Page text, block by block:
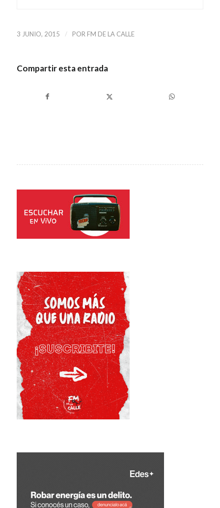
3 JUNIO, 2015 / POR FM DE LA CALLE
Compartir esta entrada